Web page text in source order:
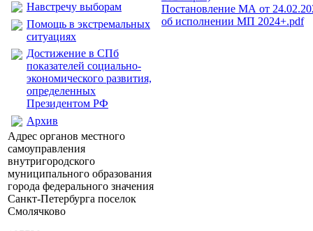
Навстречу выборам
Помощь в экстремальных
ситуациях
Достижение в СПб
показателей социально-
экономического развития,
определенных
Президентом РФ
Архив
Адрес органов местного
самоуправления
внутригородского
муниципального образования
города федерального значения
Санкт-Петербурга поселок
Смолячково
Постановление МА от
об исполнении МП 2024+.pdf